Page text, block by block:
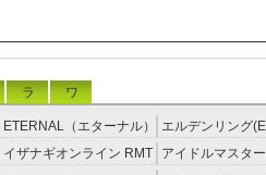
ラ ワ
ETERNAL（エターナル）
RMT
エルデンリング
RING) RMT
イザナギオンライン RMT
アイドルマスタ